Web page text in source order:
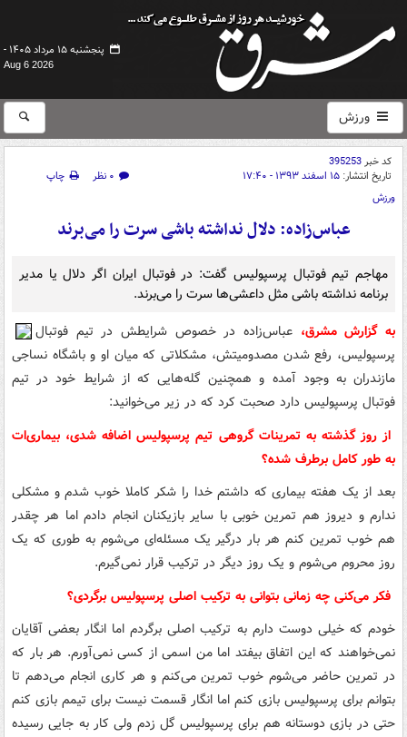
پنجشنبه ۱۵ مرداد ۱۴۰۵ -
Aug 6 2026
ورزش
کد خبر395253
تاریخ انتشار: ۱۵ اسفند ۱۳۹۳ - ۱۷:۴۰ ۰ نظر
چاپ
ورزش
عباس‌زاده: دلال نداشته باشی سرت را می‌برند
مهاجم تیم فوتبال پرسپولیس گفت: در فوتبال ایران اگر دلال یا مدیر
برنامه نداشته باشی مثل داعشی‌ها سرت را می‌برند.
به گزارش مشرق، عباس‌زاده در خصوص شرایطش در تیم فوتبال
پرسپولیس، رفع شدن مصدومیتش، مشکلاتی که میان او و باشگاه نساجی
مازندران به وجود آمده و همچنین گله‌هایی که از شرایط خود در تیم
فوتبال پرسپولیس دارد صحبت کرد که در زیر می‌خوانید:
از روز گذشته به تمرینات گروهی تیم پرسپولیس اضافه شدی، بیماری‌ات
به طور کامل برطرف شده؟
بعد از یک هفته بیماری که داشتم خدا را شکر کاملا خوب شدم و مشکلی
ندارم و دیروز هم تمرین خوبی با سایر بازیکنان انجام دادم اما هر چقدر
هم خوب تمرین کنم هر بار درگیر یک مسئله‌ای می‌شوم به طوری که یک
روز محروم می‌شوم و یک روز دیگر در ترکیب قرار نمی‌گیرم.
فکر می‌کنی چه زمانی بتوانی به ترکیب اصلی پرسپولیس برگردی؟
خودم که خیلی دوست دارم به ترکیب اصلی برگردم اما انگار بعضی آقایان
نمی‌خواهند که این اتفاق بیفتد ‌اما من اسمی از کسی نمی‌آورم. هر بار که
در تمرین حاضر می‌شوم خوب تمرین می‌‌کنم و هر کاری انجام می‌دهم تا
بتوانم برای پرسپولیس بازی کنم اما انگار قسمت نیست برای تیمم بازی کنم
حتی در بازی دوستانه هم برای پرسپولیس گل زدم ولی کار به جایی رسیده